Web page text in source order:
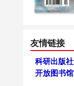
友情链接
科研出版社
开放图书馆